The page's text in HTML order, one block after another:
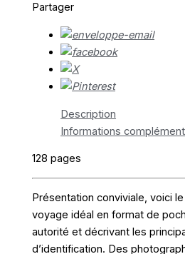
Partager
Description
Informations
128 pages
Présentation conviviale, voici
voyage idéal en format de
autorité et décrivant les
d’identification. Des